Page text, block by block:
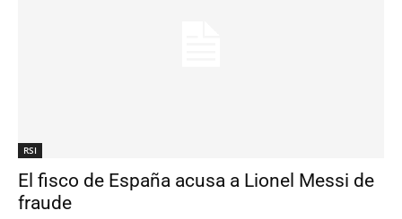
RSI
El fisco de España acusa a Lionel Messi de
fraude